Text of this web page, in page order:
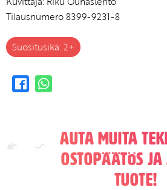
Tilausnumero 8399-9231-8
Suositusikä: 2+
Auta muita
ostopäätös
tuote!